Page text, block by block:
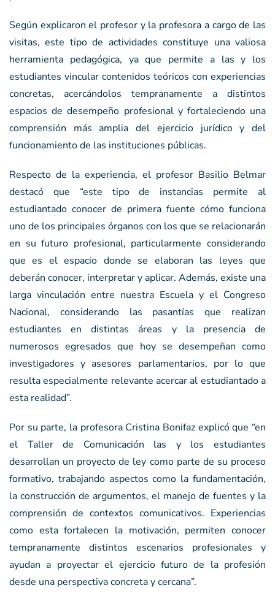
Según explicaron el profesor y la profesora a cargo de las
visitas, este tipo de actividades constituye una valiosa
herramienta pedagógica, ya que permite a las y los
estudiantes vincular contenidos teóricos con experiencias
concretas, acercándolos tempranamente a distintos
espacios de desempeño profesional y fortaleciendo una
comprensión más amplia del ejercicio jurídico y del
funcionamiento de las instituciones públicas.
Respecto de la experiencia, el profesor Basilio Belmar
destacó que “este tipo de instancias permite al
estudiantado conocer de primera fuente cómo funciona
uno de los principales órganos con los que se relacionarán
en su futuro profesional, particularmente considerando
que es el espacio donde se elaboran las leyes que
deberán conocer, interpretar y aplicar. Además, existe una
larga vinculación entre nuestra Escuela y el Congreso
Nacional, considerando las pasantías que realizan
estudiantes en distintas áreas y la presencia de
numerosos egresados que hoy se desempeñan como
investigadores y asesores parlamentarios, por lo que
resulta especialmente relevante acercar al estudiantado a
esta realidad”.
Por su parte, la profesora Cristina Bonifaz explicó que “en
el Taller de Comunicación las y los estudiantes
desarrollan un proyecto de ley como parte de su proceso
formativo, trabajando aspectos como la fundamentación,
la construcción de argumentos, el manejo de fuentes y la
comprensión de contextos comunicativos. Experiencias
como esta fortalecen la motivación, permiten conocer
tempranamente distintos escenarios profesionales y
ayudan a proyectar el ejercicio futuro de la profesión
desde una perspectiva concreta y cercana”.